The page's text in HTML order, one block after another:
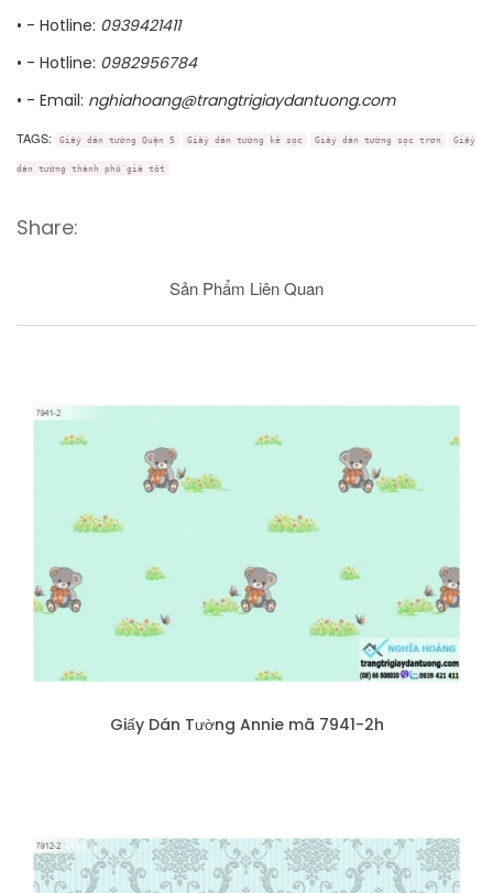
• - Hotline: 0939421411
• - Hotline: 0982956784
• - Email: nghiahoang@trangtrigiaydantuong.com
TAGS: Giấy dán tường Quận 5 Giấy dán tường kẻ sọc Giấy dán tường sọc trơn Giấy
dán tường thành phố giá tốt
Share:
Sản Phẩm Liên Quan
Giấy Dán Tường Annie mã 7941-2h